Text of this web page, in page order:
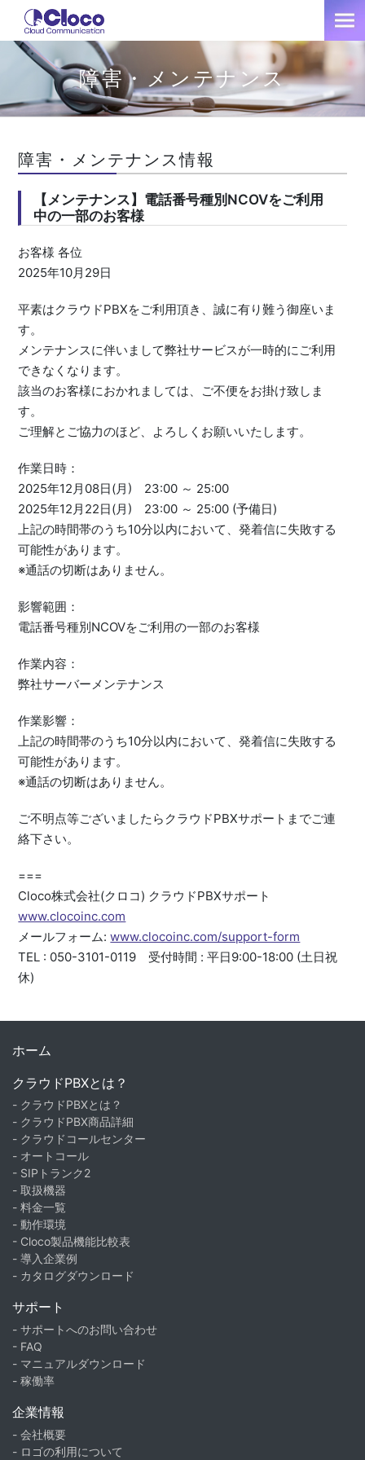
障害・メンテナンス
障害・メンテナンス情報
【メンテナンス】電話番号種別NCOVをご利用
中の一部のお客様
お客様 各位
2025年10月29日
平素はクラウドPBXをご利用頂き、誠に有り難う御座いま
す。
メンテナンスに伴いまして弊社サービスが一時的にご利用
できなくなります。
該当のお客様におかれましては、ご不便をお掛け致しま
す。
ご理解とご協力のほど、よろしくお願いいたします。
作業日時：
2025年12月08日(月) 23:00 ～ 25:00
2025年12月22日(月) 23:00 ～ 25:00 (予備日)
上記の時間帯のうち10分以内において、発着信に失敗する
可能性があります。
※通話の切断はありません。
影響範囲：
電話番号種別NCOVをご利用の一部のお客様
作業内容：
弊社サーバーメンテナンス
作業影響：
上記の時間帯のうち10分以内において、発着信に失敗する
可能性があります。
※通話の切断はありません。
ご不明点等ございましたらクラウドPBXサポートまでご連
絡下さい。
===
Cloco株式会社(クロコ) クラウドPBXサポート
www.clocoinc.com
メールフォーム:www.clocoinc.com/support-form
TEL : 050-3101-0119 受付時間 : 平日9:00-18:00 (土日祝
休)
ホーム
クラウドPBXとは？
- クラウドPBXとは？
- クラウドPBX商品詳細
- クラウドコールセンター
- オートコール
- SIPトランク2
- 取扱機器
- 料金一覧
- 動作環境
- Cloco製品機能比較表
- 導入企業例
- カタログダウンロード
サポート
- サポートへのお問い合わせ
- FAQ
- マニュアルダウンロード
- 稼働率
企業情報
- 会社概要
- ロゴの利用について